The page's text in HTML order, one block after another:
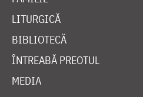
LITURGICĂ
BIBLIOTECĂ
ÎNTREABĂ PREOTUL
MEDIA